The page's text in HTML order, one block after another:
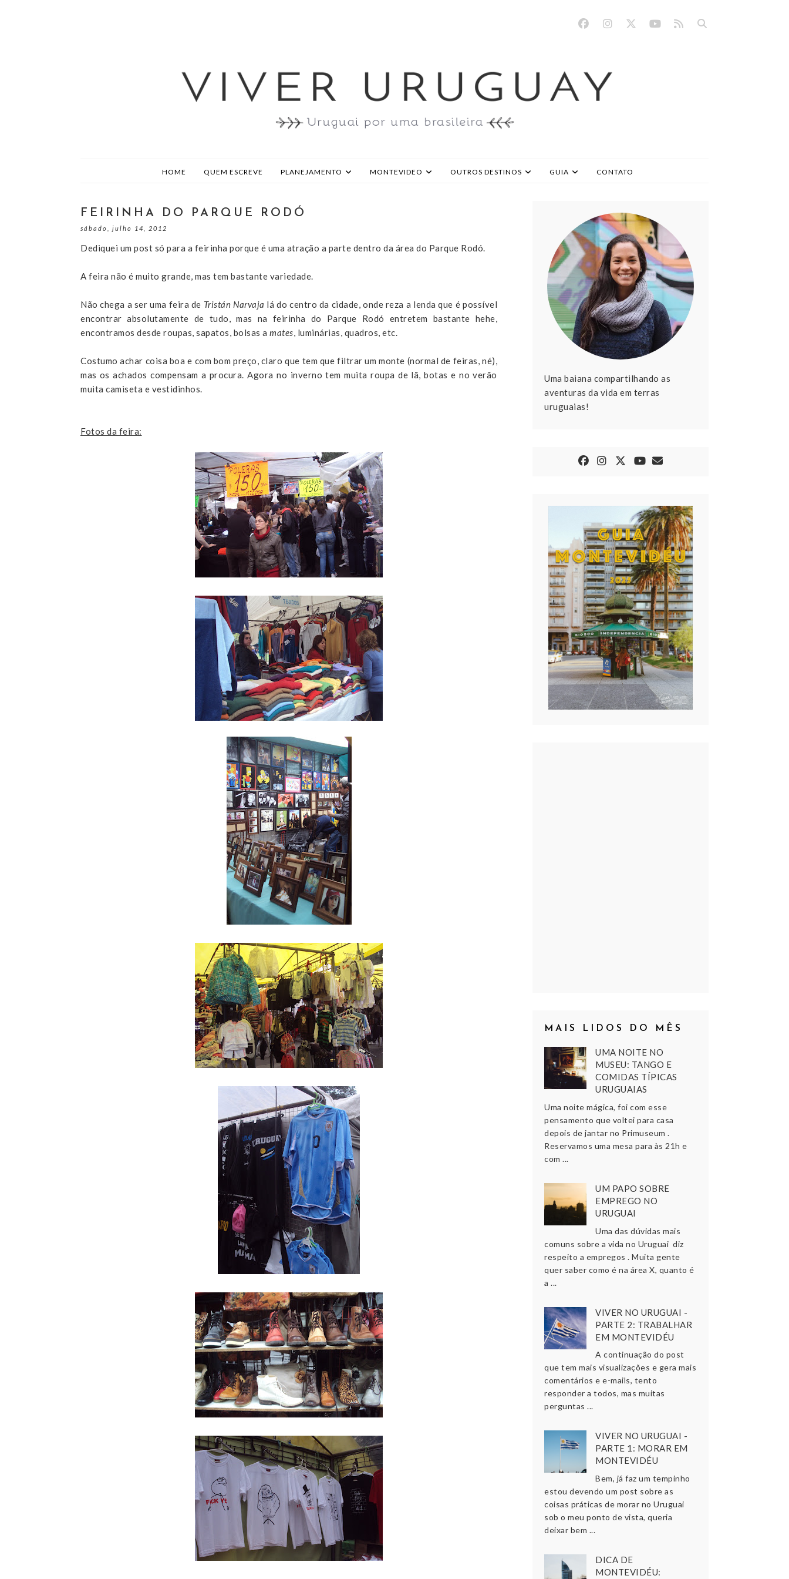
HOME QUEM ESCREVE PLANEJAMENTO MONTEVIDEO OUTROS DESTINOS GUIA CONTATO
FEIRINHA DO PARQUE RODÓ
sábado, julho 14, 2012
Dediquei um post só para a feirinha porque é uma atração a parte dentro da área do Parque Rodó.
A feira não é muito grande, mas tem bastante variedade.
Não chega a ser uma feira de Tristán Narvaja lá do centro da cidade, onde reza a lenda que é possível
encontrar absolutamente de tudo, mas na feirinha do Parque Rodó entretem bastante hehe,
encontramos desde roupas, sapatos, bolsas a mates, luminárias, quadros, etc.
Costumo achar coisa boa e com bom preço, claro que tem que filtrar um monte (normal de feiras, né),
mas os achados compensam a procura. Agora no inverno tem muita roupa de lã, botas e no verão
muita camiseta e vestidinhos.
Fotos da feira:
Uma baiana compartilhando as
aventuras da vida em terras
uruguaias!
MAIS LIDOS DO MÊS
UMA NOITE NO
MUSEU: TANGO E
COMIDAS TÍPICAS
URUGUAIAS
Uma noite mágica, foi com esse
pensamento que voltei para casa
depois de jantar no Primuseum .
Reservamos uma mesa para às 21h e
com ...
UM PAPO SOBRE
EMPREGO NO
URUGUAI
Uma das dúvidas mais
comuns sobre a vida no Uruguai diz
respeito a empregos . Muita gente
quer saber como é na área X, quanto é
a ...
VIVER NO URUGUAI -
PARTE 2: TRABALHAR
EM MONTEVIDÉU
A continuação do post
que tem mais visualizações e gera mais
comentários e e-mails, tento
responder a todos, mas muitas
perguntas ...
VIVER NO URUGUAI -
PARTE 1: MORAR EM
MONTEVIDÉU
Bem, já faz um tempinho
estou devendo um post sobre as
coisas práticas de morar no Uruguai
sob o meu ponto de vista, queria
deixar bem ...
DICA DE
MONTEVIDÉU: